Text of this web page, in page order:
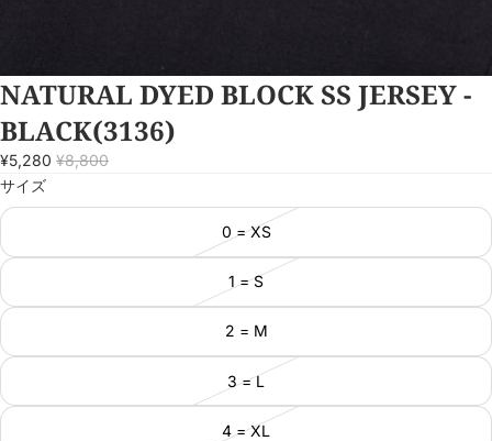
NATURAL DYED BLOCK SS JERSEY -
BLACK(3136)
¥5,280 ¥8,800
サイズ
0 = XS
1 = S
2 = M
3 = L
4 = XL